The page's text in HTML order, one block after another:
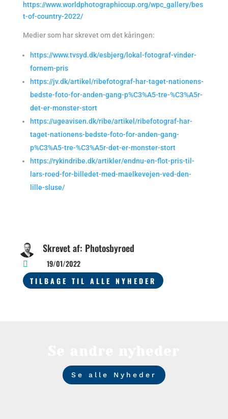
https://www.worldphotographiccup.org/wpc_gallery/bes
t-of-country-2022/
Medier som har skrevet om det kåringen:
https://www.tvsyd.dk/esbjerg/lokal-fotograf-vinder-
fornem-pris
https://jv.dk/artikel/ribefotograf-har-taget-nationens-
bedste-foto-for-anden-gang-p%C3%A5-tre-%C3%A5r-
det-er-monster-stort
https://ugeavisen.dk/ribe/artikel/ribefotograf-har-
taget-nationens-bedste-foto-for-anden-gang-
p%C3%A5-tre-%C3%A5r-det-er-monster-stort
https://rykindribe.dk/artikler/endnu-en-flot-pris-til-
lars-roed-for-billedet-med-maelkevejen-ved-den-
lille-sluse/
Skrevet af: Photosbyroed

19/01/2022
TILBAGE TIL ALLE NYHEDER
Se alle Nyheder